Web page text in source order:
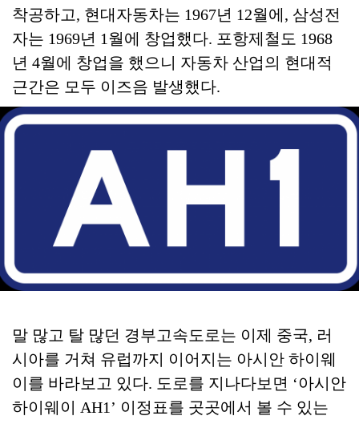
착공하고, 현대자동차는 1967년 12월에, 삼성전
자는 1969년 1월에 창업했다. 포항제철도 1968
년 4월에 창업을 했으니 자동차 산업의 현대적
근간은 모두 이즈음 발생했다.
말 많고 탈 많던 경부고속도로는 이제 중국, 러
시아를 거쳐 유럽까지 이어지는 아시안 하이웨
이를 바라보고 있다. 도로를 지나다보면 ‘아시안
하이웨이 AH1’ 이정표를 곳곳에서 볼 수 있는